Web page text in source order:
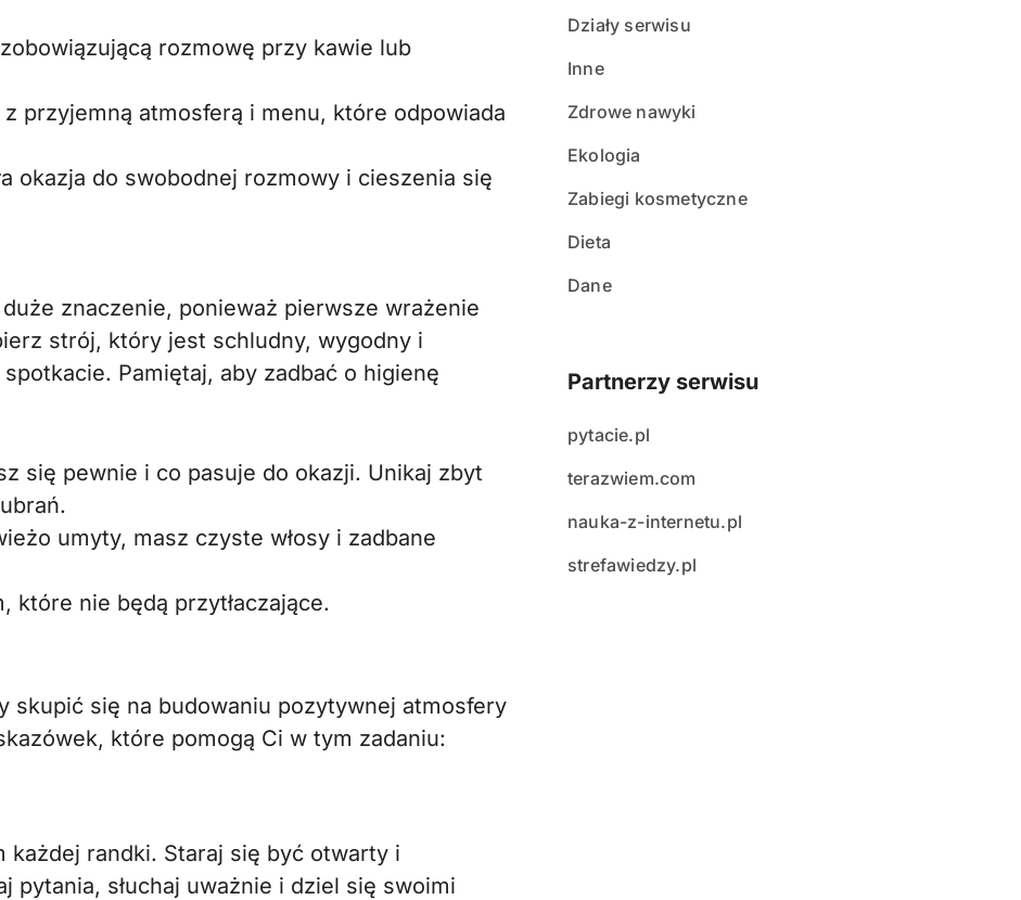
rozmowę przy kawie lub
przyjemną atmosferą i menu, które odpowiada
okazja do swobodnej rozmowy i cieszenia się
znaczenie, ponieważ pierwsze wrażenie
strój, który jest schludny, wygodny i
Pamiętaj, aby zadbać o higienę
się pewnie i co pasuje do okazji. Unikaj zbyt
umyty, masz czyste włosy i zadbane
które nie będą przytłaczające.
skupić się na budowaniu pozytywnej atmosfery
które pomogą Ci w tym zadaniu:
randki. Staraj się być otwarty i
pytania, słuchaj uważnie i dziel się swoimi
Działy serwisu
Inne
Zdrowe nawyki
Ekologia
Zabiegi kosmetyczne
Dieta
Dane
Partnerzy serwisu
pytacie.pl
terazwiem.com
nauka-z-internetu.pl
strefawiedzy.pl